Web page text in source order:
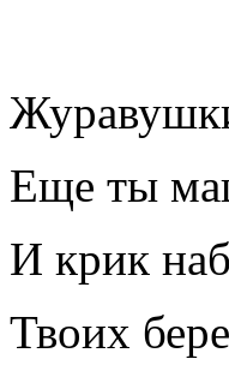
Еще ты
И крик
Твоих